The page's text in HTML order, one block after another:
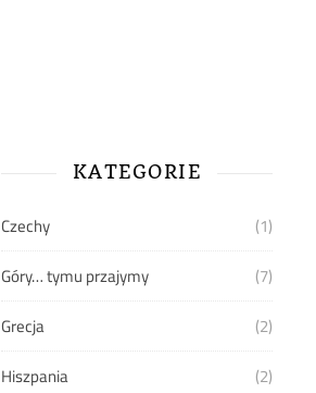
KATEGORIE
Czechy
(1)
Góry… tymu przajymy
(7)
Grecja
(2)
Hiszpania
(2)